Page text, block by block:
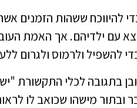
להיווכח ששהות הזמנים
עם ילדיהם. אך האמת
ולרמוס ולגרום
בתגובה לכלי התקשורת
ובתור מישהו שכואב לו